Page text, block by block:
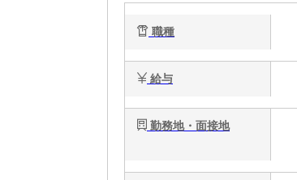
職種
給与
勤務地・面接地